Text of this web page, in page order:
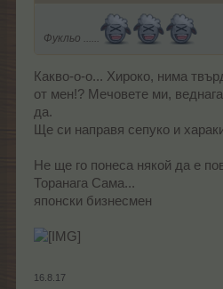
Фукльо ......
Какво-о-о... Хироко, нима
от мен!? Мечовете ми,
да.
Ще си направя сепуко и
Не ще го понеса някой да е
Торанага Сама...
японски бизнесмен
16.8.17